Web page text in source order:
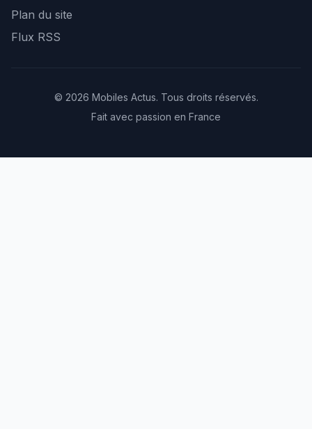
Plan du site
Flux RSS
© 2026 Mobiles Actus. Tous droits réservés.
Fait avec passion en France